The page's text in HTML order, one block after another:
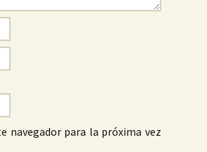
navegador para la próxima vez